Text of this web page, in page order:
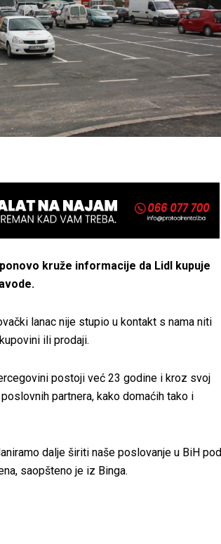
kruže informacije da Lidl kupuje
lanac nije stupio u kontakt s nama niti
ili prodaji.
postoji već 23 godine i kroz svoj
partnera, kako domaćih tako i
dalje širiti naše poslovanje u BiH pod
saopšteno je iz Binga.